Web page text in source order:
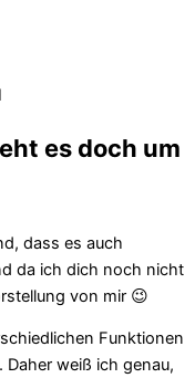
es doch um
dass es auch
da ich dich noch nicht
von mir 😉
Funktionen
. Daher weiß ich genau,